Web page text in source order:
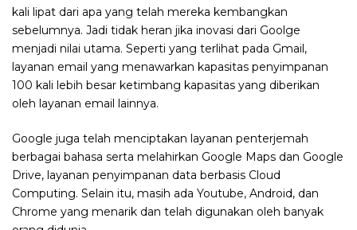
kali lipat dari apa yang telah mereka kembangkan
sebelumnya. Jadi tidak heran jika inovasi dari Goolge
menjadi nilai utama. Seperti yang terlihat pada Gmail,
layanan email yang menawarkan kapasitas penyimpanan
100 kali lebih besar ketimbang kapasitas yang diberikan
oleh layanan email lainnya.
Google juga telah menciptakan layanan penterjemah
berbagai bahasa serta melahirkan Google Maps dan Google
Drive, layanan penyimpanan data berbasis Cloud
Computing. Selain itu, masih ada Youtube, Android, dan
Chrome yang menarik dan telah digunakan oleh banyak